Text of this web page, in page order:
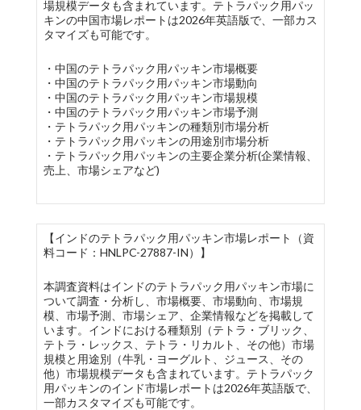
場規模データも含まれています。テトラパック用パッ
キンの中国市場レポートは2026年英語版で、一部カス
タマイズも可能です。
・中国のテトラパック用パッキン市場概要
・中国のテトラパック用パッキン市場動向
・中国のテトラパック用パッキン市場規模
・中国のテトラパック用パッキン市場予測
・テトラパック用パッキンの種類別市場分析
・テトラパック用パッキンの用途別市場分析
・テトラパック用パッキンの主要企業分析(企業情報、
売上、市場シェアなど)
【インドのテトラパック用パッキン市場レポート（資
料コード：HNLPC-27887-IN）】
本調査資料はインドのテトラパック用パッキン市場に
ついて調査・分析し、市場概要、市場動向、市場規
模、市場予測、市場シェア、企業情報などを掲載して
います。インドにおける種類別（テトラ・ブリック、
テトラ・レックス、テトラ・リカルト、その他）市場
規模と用途別（牛乳・ヨーグルト、ジュース、その
他）市場規模データも含まれています。テトラパック
用パッキンのインド市場レポートは2026年英語版で、
一部カスタマイズも可能です。